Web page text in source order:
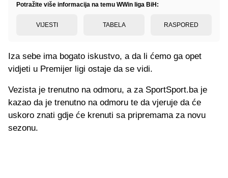
Potražite više informacija na temu WWin liga BiH:
VIJESTI TABELA RASPORED
Iza sebe ima bogato iskustvo, a da li ćemo ga opet
vidjeti u Premijer ligi ostaje da se vidi.
Vezista je trenutno na odmoru, a za SportSport.ba je
kazao da je trenutno na odmoru te da vjeruje da će
uskoro znati gdje će krenuti sa pripremama za novu
sezonu.